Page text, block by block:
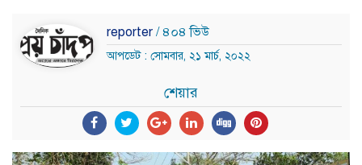
reporter / ৪০৪ ভিউ
আপডেট : সোমবার, ২১ মার্চ, ২০২২
শেয়ার